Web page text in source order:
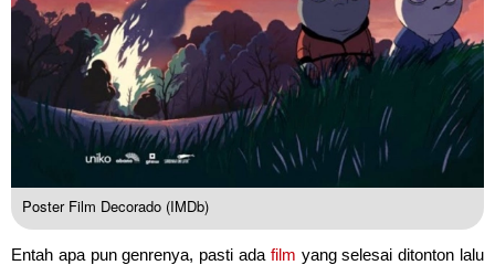
Poster Film Decorado (IMDb)
Entah apa pun genrenya, pasti ada film yang selesai ditonton lalu